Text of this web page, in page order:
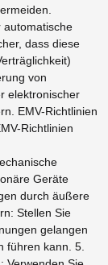
automatische
dass diese
von
elektronischer
EMV-Richtlinien
Richtlinien
Geräte
durch äußere
Stellen Sie
gelangen
führen kann. 5.